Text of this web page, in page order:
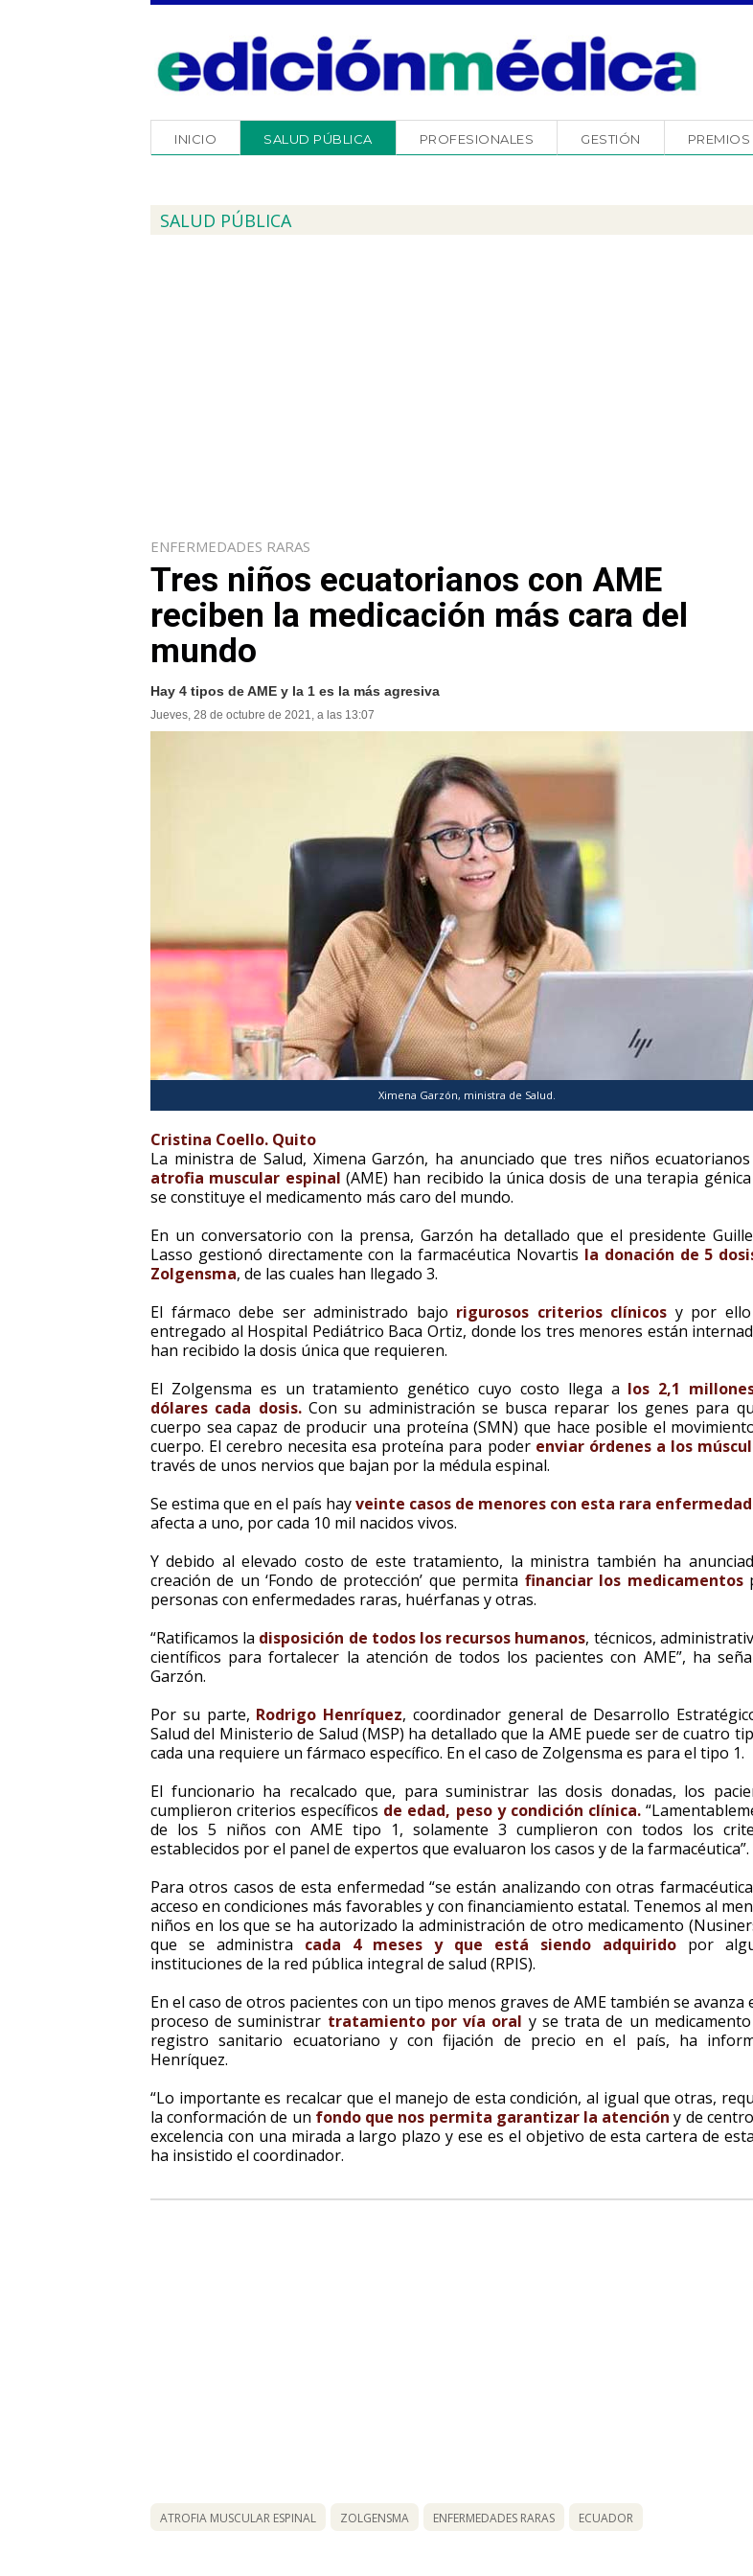
INICIO SALUD PÚBLICA PROFESIONALES GESTIÓN PREMIOS
SALUD PÚBLICA
ENFERMEDADES RARAS
Tres niños ecuatorianos con AME
reciben la medicación más cara del
mundo
Hay 4 tipos de AME y la 1 es la más agresiva
Jueves, 28 de octubre de 2021, a las 13:07
Ximena Garzón, ministra de Salud.
Cristina Coello. Quito
La ministra de Salud, Ximena Garzón, ha anunciado que tres niños
atrofia muscular espinal (AME) han recibido la única dosis de una terapia
se constituye el medicamento más caro del mundo.
En un conversatorio con la prensa, Garzón ha detallado que el presidente
Lasso gestionó directamente con la farmacéutica Novartis la donación de 5
Zolgensma, de las cuales han llegado 3.
El fármaco debe ser administrado bajo rigurosos criterios clínicos y por
entregado al Hospital Pediátrico Baca Ortiz, donde los tres menores están
han recibido la dosis única que requieren.
El Zolgensma es un tratamiento genético cuyo costo llega a los 2,1
dólares cada dosis.Con su administración se busca reparar los genes para
cuerpo sea capaz de producir una proteína (SMN) que hace posible el
cuerpo. El cerebro necesita esa proteína para poder enviar órdenes a los
través de unos nervios que bajan por la médula espinal.
Se estima que en el país hayveinte casos de menores con esta rara enfermedad
afecta a uno, por cada 10 mil nacidos vivos.
Y debido al elevado costo de este tratamiento, la ministra también ha
creación de un ‘Fondo de protección’ que permita financiar los medicamentos
personas con enfermedades raras, huérfanas y otras.
“Ratificamos la disposición de todos los recursos humanos, técnicos,
científicos para fortalecer la atención de todos los pacientes con AME”, ha
Garzón.
Por su parte, Rodrigo Henríquez, coordinador general de Desarrollo
Salud del Ministerio de Salud (MSP) ha detallado que la AME puede ser de cuatro
cada una requiere un fármaco específico. En el caso de Zolgensma es para el tipo 1.
El funcionario ha recalcado que, para suministrar las dosis donadas, los
cumplieron criterios específicos de edad, peso y condición clínica.
de los 5 niños con AME tipo 1, solamente 3 cumplieron con todos los
establecidos por el panel de expertos que evaluaron los casos y de la farmacéutica”.
Para otros casos de esta enfermedad “se están analizando con otras
acceso en condiciones más favorables y con financiamiento estatal. Tenemos al
niños en los que se ha autorizado la administración de otro medicamento
que se administra cada 4 meses y que está siendo adquirido por
instituciones de la red pública integral de salud (RPIS).
En el caso de otros pacientes con un tipo menos graves de AME también se avanza
proceso de suministrar tratamiento por vía oral y se trata de un
registro sanitario ecuatoriano y con fijación de precio en el país, ha
Henríquez.
“Lo importante es recalcar que el manejo de esta condición, al igual que otras,
la conformación de un fondo que nos permita garantizar la atención y de
excelencia con una mirada a largo plazo y ese es el objetivo de esta cartera de
ha insistido el coordinador.
ATROFIA MUSCULAR ESPINAL ZOLGENSMA ENFERMEDADES RARAS ECUADOR